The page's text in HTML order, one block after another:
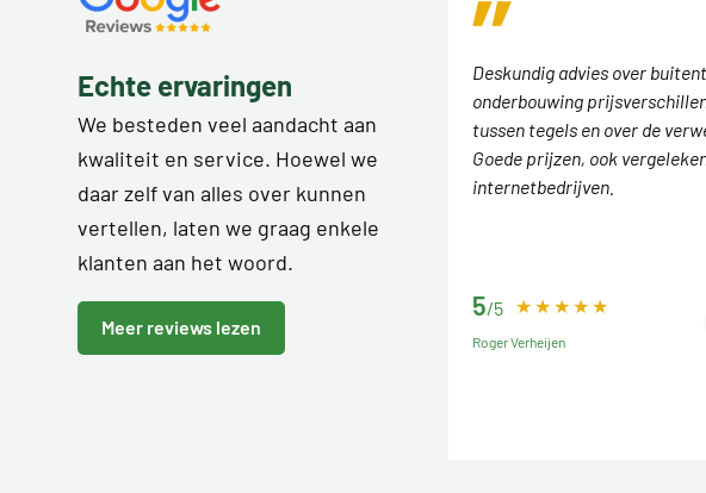
Echte ervaringen
We besteden veel aandacht aan
kwaliteit en service. Hoewel we
daar zelf van alles over kunnen
vertellen, laten we graag enkele
klanten aan het woord.
Meer reviews lezen
Deskundig advies over
onderbouwing
tussen tegels en over de
Goede prijzen, ook
internetbedrijven.
5/5
Roger Verheijen